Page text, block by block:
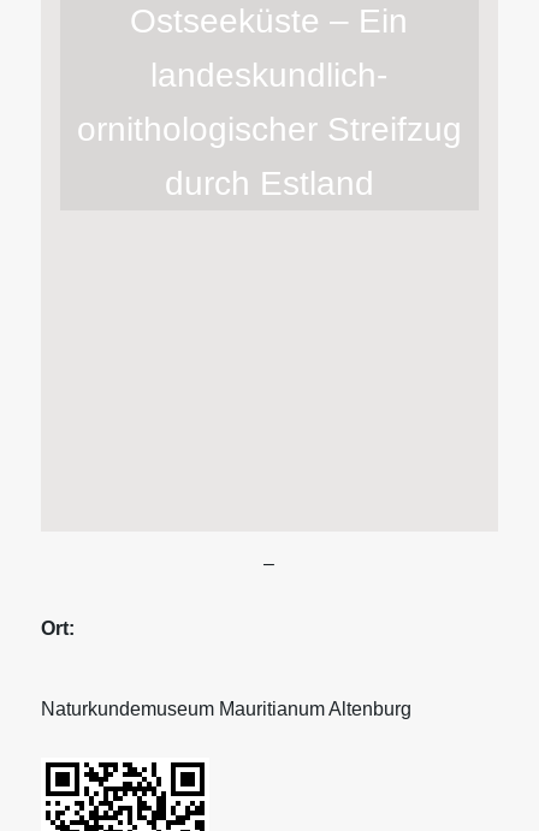
Ostseeküste – Ein
landeskundlich-
ornithologischer Streifzug
durch Estland
–
Ort:
Naturkundemuseum Mauritianum Altenburg